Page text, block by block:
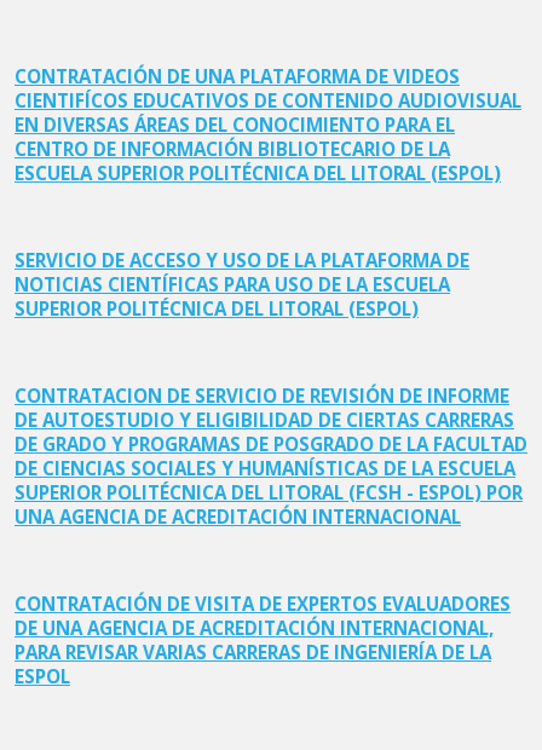
CONTRATACIÓN DE UNA PLATAFORMA DE VIDEOS
CIENTIFÍCOS EDUCATIVOS DE CONTENIDO AUDIOVISUAL
EN DIVERSAS ÁREAS DEL CONOCIMIENTO PARA EL
CENTRO DE INFORMACIÓN BIBLIOTECARIO DE LA
ESCUELA SUPERIOR POLITÉCNICA DEL LITORAL (ESPOL)
SERVICIO DE ACCESO Y USO DE LA PLATAFORMA DE
NOTICIAS CIENTÍFICAS PARA USO DE LA ESCUELA
SUPERIOR POLITÉCNICA DEL LITORAL (ESPOL)
CONTRATACION DE SERVICIO DE REVISIÓN DE INFORME
DE AUTOESTUDIO Y ELIGIBILIDAD DE CIERTAS CARRERAS
DE GRADO Y PROGRAMAS DE POSGRADO DE LA FACULTAD
DE CIENCIAS SOCIALES Y HUMANÍSTICAS DE LA ESCUELA
SUPERIOR POLITÉCNICA DEL LITORAL (FCSH - ESPOL) POR
UNA AGENCIA DE ACREDITACIÓN INTERNACIONAL
CONTRATACIÓN DE VISITA DE EXPERTOS EVALUADORES
DE UNA AGENCIA DE ACREDITACIÓN INTERNACIONAL,
PARA REVISAR VARIAS CARRERAS DE INGENIERÍA DE LA
ESPOL